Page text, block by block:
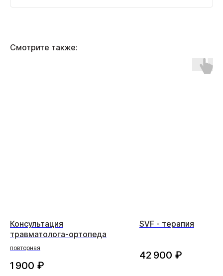
Смотрите также:
Консультация
травматолога-ортопеда
повторная
1 900 ₽
SVF - терапия
42 900 ₽